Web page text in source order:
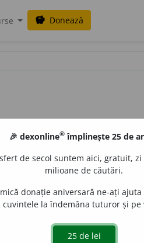
savings Donează
Care se deplasează cu
🎉 dexonline® împlinește 25 de
de secol suntem aici, gratuit,
milioane de căutări.
donație aniversară ne-ați ajuta
cuvintele la îndemâna tuturor și pe